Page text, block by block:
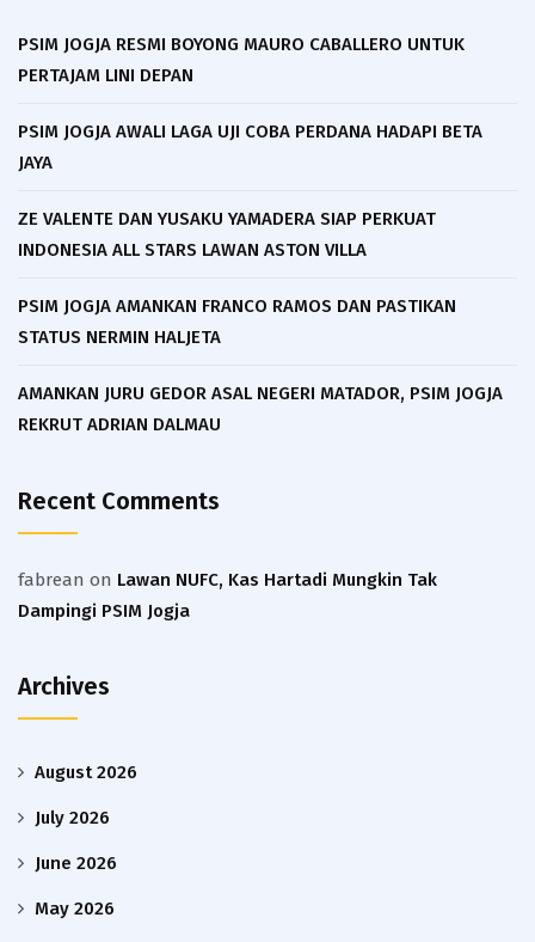
PSIM JOGJA RESMI BOYONG MAURO CABALLERO UNTUK
PERTAJAM LINI DEPAN
PSIM JOGJA AWALI LAGA UJI COBA PERDANA HADAPI BETA
JAYA
ZE VALENTE DAN YUSAKU YAMADERA SIAP PERKUAT
INDONESIA ALL STARS LAWAN ASTON VILLA
PSIM JOGJA AMANKAN FRANCO RAMOS DAN PASTIKAN
STATUS NERMIN HALJETA
AMANKAN JURU GEDOR ASAL NEGERI MATADOR, PSIM JOGJA
REKRUT ADRIAN DALMAU
Recent Comments
fabrean on Lawan NUFC, Kas Hartadi Mungkin Tak
Dampingi PSIM Jogja
Archives
August 2026
July 2026
June 2026
May 2026